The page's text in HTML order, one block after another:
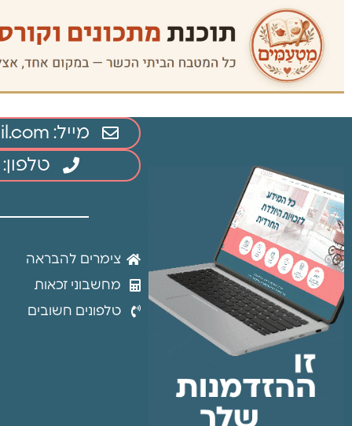
סדר.
מייל: 1mamimush@gmail.com
טלפון: 074-74-50505
צימרים להבראה
מחשבוני זכאות
טלפונים חשובים